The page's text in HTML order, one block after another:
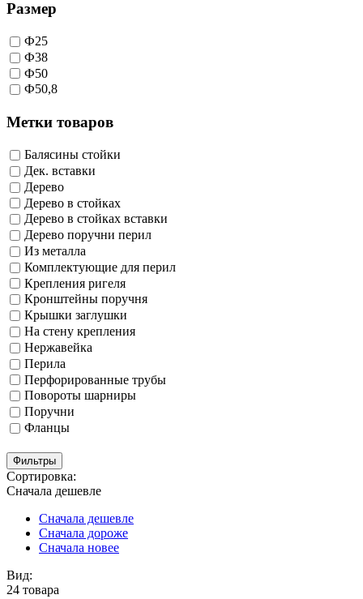
Размер
Ф25
Ф38
Ф50
Ф50,8
Метки товаров
Балясины стойки
Дек. вставки
Дерево
Дерево в стойках
Дерево в стойках вставки
Дерево поручни перил
Из металла
Комплектующие для перил
Крепления ригеля
Кронштейны поручня
Крышки заглушки
На стену крепления
Нержавейка
Перила
Перфорированные трубы
Повороты шарниры
Поручни
Фланцы
Фильтры
Сортировка:
Сначала дешевле
Сначала дешевле
Сначала дороже
Сначала новее
Вид:
24 товара